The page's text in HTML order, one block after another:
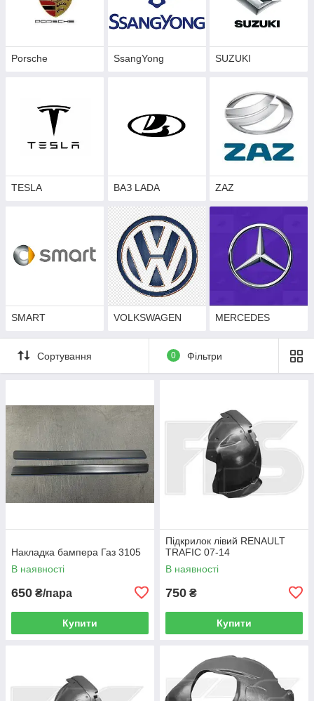
Porsche SsangYong SUZUKI
TESLA ВАЗ LADA ZAZ
SMART VOLKSWAGEN MERCEDES
Сортування 0 Фільтри
Накладка бампера Газ 3105
В наявності
650 ₴/пара
Купити
Підкрилок лівий RENAULT
TRAFIC 07-14
В наявності
750 ₴
Купити